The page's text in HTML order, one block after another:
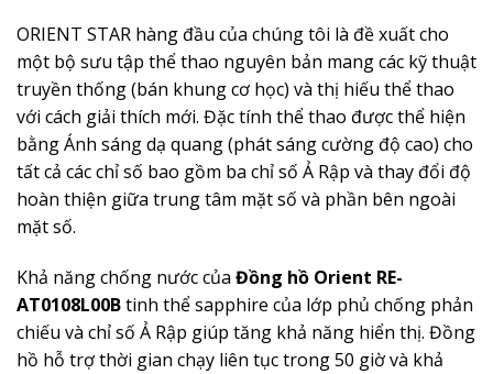
ORIENT STAR hàng đầu của chúng tôi là đề xuất cho
một bộ sưu tập thể thao nguyên bản mang các kỹ thuật
truyền thống (bán khung cơ học) và thị hiếu thể thao
với cách giải thích mới. Đặc tính thể thao được thể hiện
bằng Ánh sáng dạ quang (phát sáng cường độ cao) cho
tất cả các chỉ số bao gồm ba chỉ số Ả Rập và thay đổi độ
hoàn thiện giữa trung tâm mặt số và phần bên ngoài
mặt số.
Khả năng chống nước của Đồng hồ Orient RE-
AT0108L00Btinh thể sapphire của lớp phủ chống phản
chiếu và chỉ số Ả Rập giúp tăng khả năng hiển thị. Đồng
hồ hỗ trợ thời gian chạy liên tục trong 50 giờ và khả